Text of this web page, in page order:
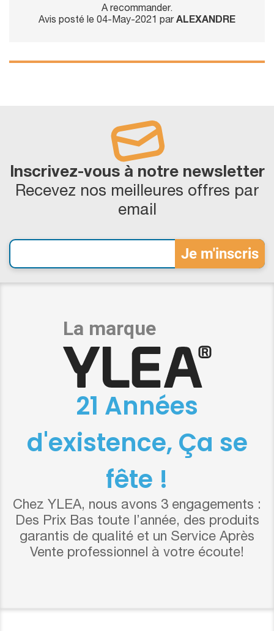
A recommander.
Avis posté le 04-May-2021 parALEXANDRE
Inscrivez-vous à notre newsletter
Recevez nos meilleures offres par
email
21 Années
d'existence, Ça se
fête !
Chez YLEA, nous avons 3 engagements :
Des Prix Bas toute l’année, des produits
garantis de qualité et un Service Après
Vente professionnel à votre écoute!